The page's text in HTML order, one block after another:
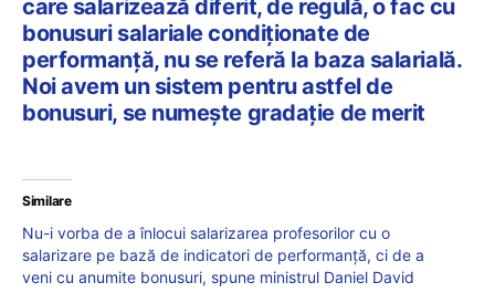
care salarizează diferit, de regulă, o fac cu
bonusuri salariale condiționate de
performanță, nu se referă la baza salarială.
Noi avem un sistem pentru astfel de
bonusuri, se numește gradație de merit
Similare
Nu-i vorba de a înlocui salarizarea profesorilor cu o
salarizare pe bază de indicatori de performanță, ci de a
veni cu anumite bonusuri, spune ministrul Daniel David